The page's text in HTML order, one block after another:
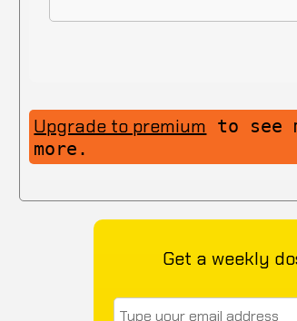
Upgrade to premium to see
more.
Get a weekly